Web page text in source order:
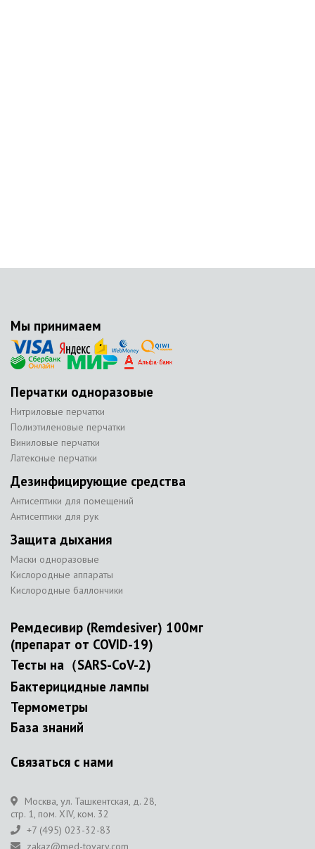
Мы принимаем
Перчатки одноразовые
Нитриловые перчатки
Полиэтиленовые перчатки
Виниловые перчатки
Латексные перчатки
Дезинфицирующие средства
Антисептики для помещений
Антисептики для рук
Защита дыхания
Маски одноразовые
Кислородные аппараты
Кислородные баллончики
Ремдесивир (Remdesiver) 100мг
(препарат от COVID-19)
Тесты на（SARS-CoV-2)
Бактерицидные лампы
Термометры
База знаний
Связаться с нами
Москва, ул. Ташкентская, д. 28,
стр. 1, пом. XIV, ком. 32
+7 (495) 023-32-83
zakaz@med-tovary.com